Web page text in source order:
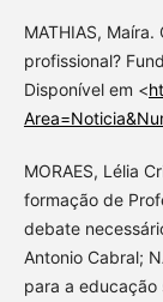
MATHIAS,
profissional?
Disponível em <
MORAES, Lélia
formação de
debate
Antonio Cabral;
para a educação